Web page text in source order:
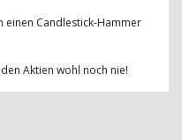
einen Candlestick-Hammer
Aktien wohl noch nie!